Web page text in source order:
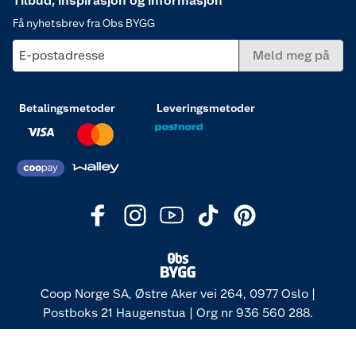
Få nyhetsbrev fra Obs BYGG
E-postadresse Meld meg på
Betalingsmetoder Leveringsmetoder
Coop Norge SA, Østre Aker vei 264, 0977 Oslo |
Postboks 21 Haugenstua | Org nr 936 560 288.